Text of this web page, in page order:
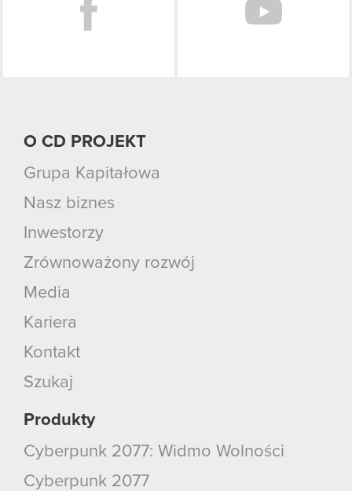
O CD PROJEKT
Grupa Kapitałowa
Nasz biznes
Inwestorzy
Zrównoważony rozwój
Media
Kariera
Kontakt
Szukaj
Produkty
Cyberpunk 2077: Widmo Wolności
Cyberpunk 2077